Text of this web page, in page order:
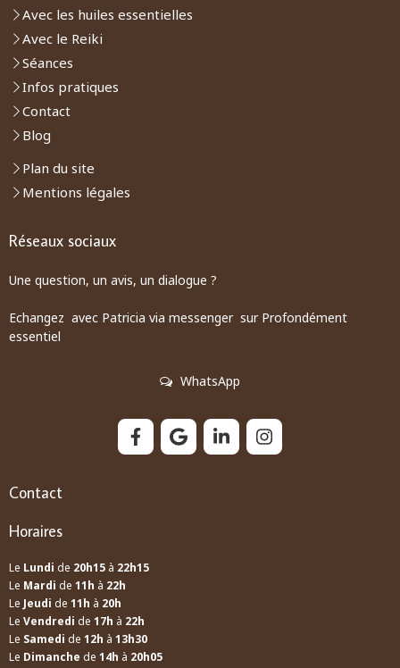
Avec les huiles essentielles
Avec le Reiki
Séances
Infos pratiques
Contact
Blog
Plan du site
Mentions légales
Réseaux sociaux
Une question, un avis, un dialogue ?
Echangez avec Patricia via messenger sur Profondément
essentiel
WhatsApp
Contact
Horaires
Le Lundi de 20h15 à 22h15
Le Mardi de 11h à 22h
Le Jeudi de 11h à 20h
Le Vendredi de 17h à 22h
Le Samedi de 12h à 13h30
Le Dimanche de 14h à 20h05